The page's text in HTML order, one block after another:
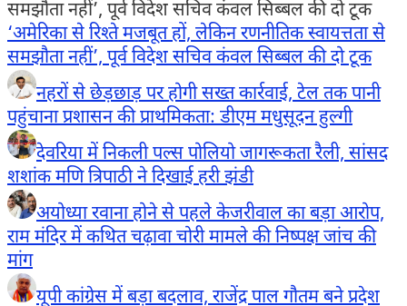
‘अमेरिका से रिश्ते मजबूत हों, लेकिन रणनीतिक स्वायत्तता से
समझौता नहीं’, पूर्व विदेश सचिव कंवल सिब्बल की दो टूक
नहरों से छेड़छाड़ पर होगी सख्त कार्रवाई, टेल तक पानी
पहुंचाना प्रशासन की प्राथमिकता: डीएम मधुसूदन हुल्गी
देवरिया में निकली पल्स पोलियो जागरूकता रैली, सांसद
शशांक मणि त्रिपाठी ने दिखाई हरी झंडी
अयोध्या रवाना होने से पहले केजरीवाल का बड़ा आरोप,
राम मंदिर में कथित चढ़ावा चोरी मामले की निष्पक्ष जांच की
मांग
यूपी कांग्रेस में बड़ा बदलाव, राजेंद्र पाल गौतम बने प्रदेश